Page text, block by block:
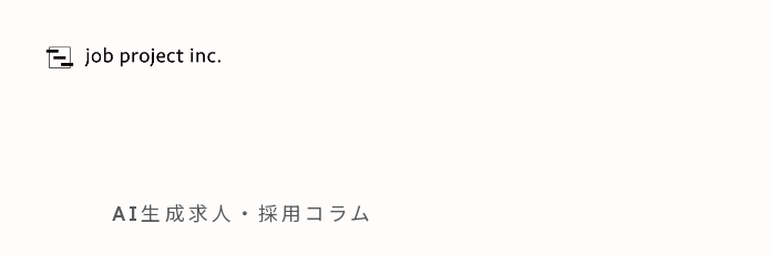
AI生成求人・採用コラム